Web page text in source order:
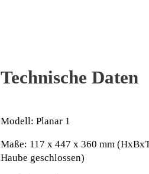
Technische Daten
Modell: Planar 1
Maße: 117 x 447 x 360 mm
Haube geschlossen)